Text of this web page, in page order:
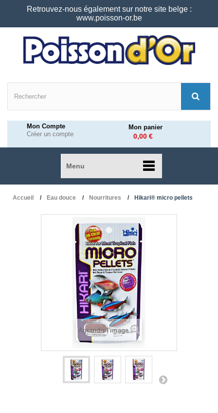
Retrouvez-nous également sur notre site belge :
www.poisson-or.be
Mon Compte
Créer un compte
Mon panier
0,00 €
Menu
Accueil Eau douce Nourritures Hikari® micro pellets
Agrandir l'image